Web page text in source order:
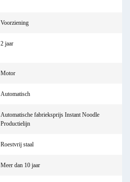
Voorziening
2 jaar
Motor
Automatisch
Automatische fabrieksprijs Instant Noodle
Productielijn
Roestvrij staal
Meer dan 10 jaar